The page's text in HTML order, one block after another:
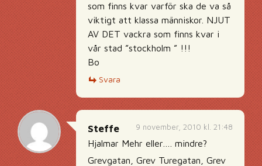
som finns kvar varför ska de va så
viktigt att klassa människor. NJUT
AV DET vackra som finns kvar i
vår stad ”stockholm ” !!!
Bo
Svara
9 november, 2010 kl. 21:48
Steffe
Hjalmar Mehr eller…. mindre?
Grevgatan, Grev Turegatan, Grev